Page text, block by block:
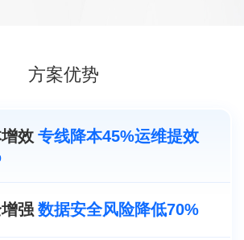
方案优势
效 专线降本45%运维提效
强 数据安全风险降低70%